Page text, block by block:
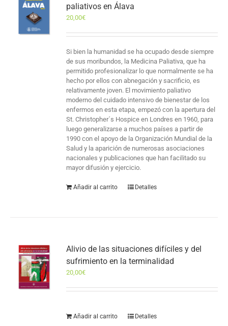
paliativos en Álava
20,00€
Si bien la humanidad se ha ocupado desde siempre
de sus moribundos, la Medicina Paliativa, que ha
permitido profesionalizar lo que normalmente se ha
hecho por ellos con abnegación y sacrificio, es
relativamente joven. El movimiento paliativo
moderno del cuidado intensivo de bienestar de los
enfermos en esta etapa, empezó con la apertura del
St. Christopher´s Hospice en Londres en 1960, para
luego generalizarse a muchos países a partir de
1990 con el apoyo de la Organización Mundial de la
Salud y la aparición de numerosas asociaciones
nacionales y publicaciones que han facilitado su
mayor difusión y ejercicio.
Añadir al carrito Detalles
Alivio de las situaciones difíciles y del
sufrimiento en la terminalidad
20,00€
Añadir al carrito Detalles